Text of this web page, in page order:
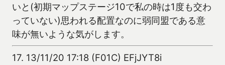
いと(初期マップステージ10で私の時は1度も交わ
っていない)思われる配置なのに弱同盟である意
味が無いような気がします。
17. 13/11/20 17:18 (F01C) EFjJYT8i